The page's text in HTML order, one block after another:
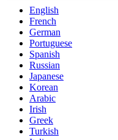
English
French
German
Portuguese
Spanish
Russian
Japanese
Korean
Arabic
Irish
Greek
Turkish